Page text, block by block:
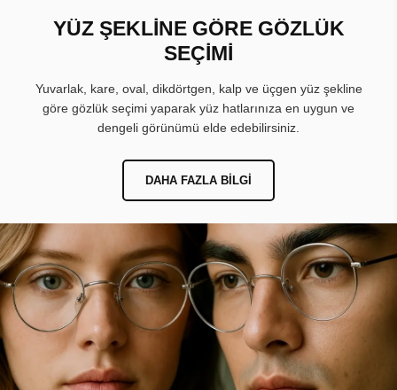
YÜZ ŞEKLİNE GÖRE GÖZLÜK
SEÇİMİ
Yuvarlak, kare, oval, dikdörtgen, kalp ve üçgen yüz şekline
göre gözlük seçimi yaparak yüz hatlarınıza en uygun ve
dengeli görünümü elde edebilirsiniz.
DAHA FAZLA BILGI